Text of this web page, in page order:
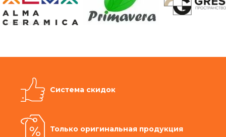
Система скидок
Только оригинальная продукция